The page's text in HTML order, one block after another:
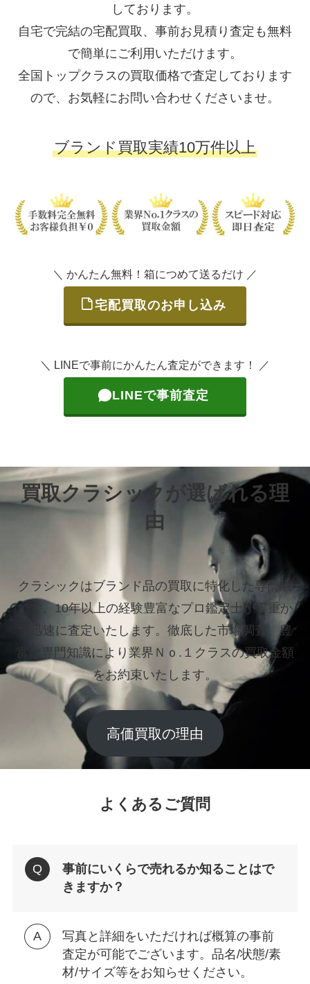
しております。
自宅で完結の宅配買取、事前お見積り査定も無料
で簡単にご利用いただけます。
全国トップクラスの買取価格で査定しております
ので、お気軽にお問い合わせくださいませ。
ブランド買取実績10万件以上
＼ かんたん無料！箱につめて送るだけ ／
宅配買取のお申し込み
＼ LINEで事前にかんたん査定ができます！ ／
LINEで事前査定
買取クラシックが選ばれる理
由
クラシックはブランド品の買取に特化した専門店
です。10年以上の経験豊富なプロ鑑定士が丁重か
つ迅速に査定いたします。 徹底した市場調査、豊
富な専門知識により業界Ｎｏ.１クラスの買取金額
をお約束いたします。
高価買取の理由
よくあるご質問
事前にいくらで売れるか知ることはで
きますか？
写真と詳細をいただければ概算の事前
査定が可能でございます。品名/状態/素
材/サイズ等をお知らせください。